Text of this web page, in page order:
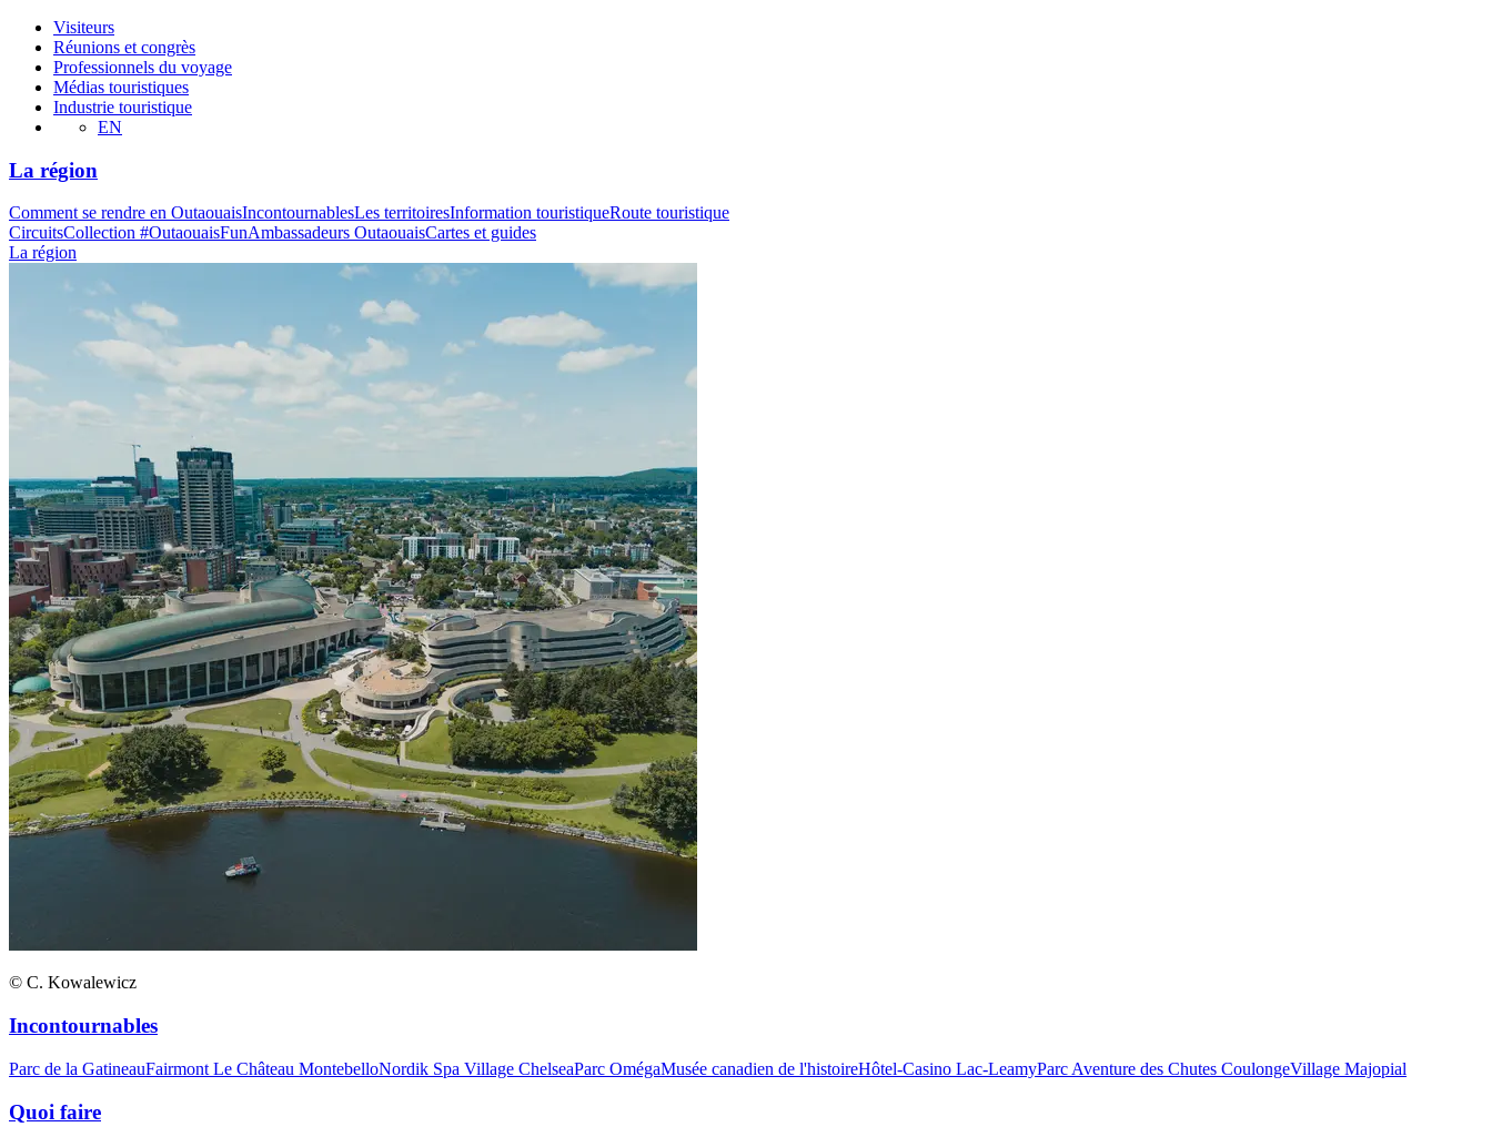
Visiteurs
Réunions et congrès
Professionnels du voyage
Médias touristiques
Industrie touristique
EN
La région
Comment se rendre en OutaouaisIncontournablesLes territoiresInformation touristiqueRoute touristique
CircuitsCollection #OutaouaisFunAmbassadeurs OutaouaisCartes et guides
La région
© C. Kowalewicz
Incontournables
Parc de la GatineauFairmont Le Château MontebelloNordik Spa Village ChelseaParc OmégaMusée canadien de l'histoireHôtel-Casino Lac-LeamyParc Aventure des Chutes CoulongeVillage Majopial
Quoi faire